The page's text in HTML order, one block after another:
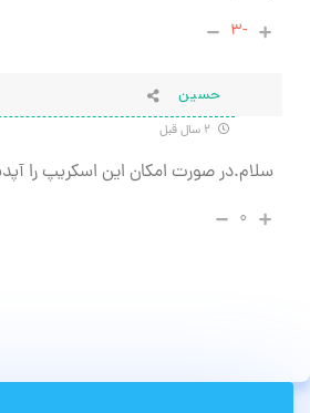
-۳
حسین
سلام.در صورت امکان این اسکریپ را
۰